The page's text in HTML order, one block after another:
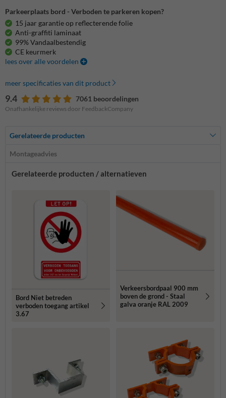
Parkeerplaats bord - Verboden te parkeren kopen?
15 jaar garantie op reflecterende folie
Anti-graffiti laminaat
99% Vandaalbestendig
CE keurmerk
lees over alle voordelen
meer specificaties van dit product
9.4 7061 beoordelingen
Onafhankelijke reviews door FeedbackCompany
Gerelateerde producten
Montageadvies
Gerelateerde producten / alternatieven
Bord Niet betreden
verboden toegang artikel
3.67
Verkeersbordpaal 900 mm
boven de grond - Staal
galva oranje RAL 2009